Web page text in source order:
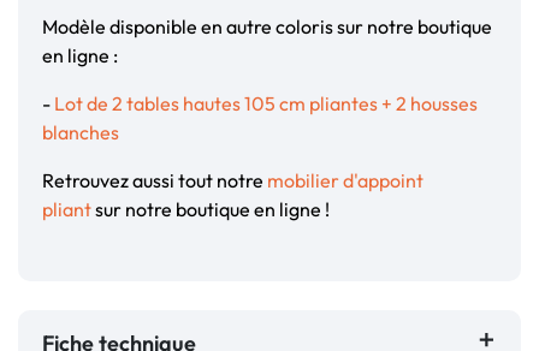
Modèle disponible en autre coloris sur notre boutique
en ligne :
- Lot de 2 tables hautes 105 cm pliantes + 2 housses
blanches
Retrouvez aussi tout notre mobilier d'appoint
pliantsur notre boutique en ligne !
Fiche technique